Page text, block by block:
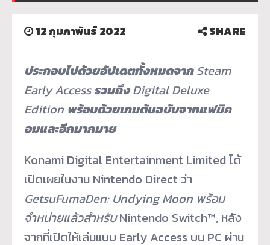
12 กุมภาพันธ์ 2022 SHARE
ประกอบไปด้วยอัปเดตทั้งหมดจาก Steam
Early Accessรวมถึง Digital Deluxe
Edition พร้อมด้วยเกมต้นฉบับจากแฟมิค
อมและอีกมากมาย
Konami Digital Entertainment Limited ได้
เปิดเผยในงาน Nintendo Direct ว่า
GetsuFumaDen: Undying Moon พร้อม
จำหน่ายแล้วสำหรับNintendo Switch™, หลัง
จากที่เปิดให้เล่นแบบ Early Access บน PC ผ่าน